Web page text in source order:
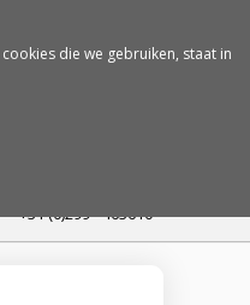
+31 (0)299 - 463610
die we gebruiken, staat in